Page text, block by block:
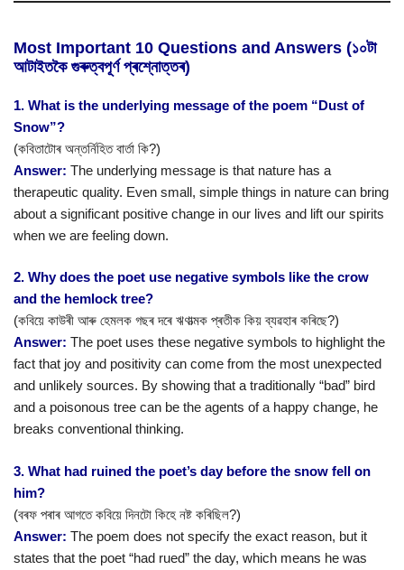
Most Important 10 Questions and Answers (১০টা
আটাইতকৈ গুৰুত্বপূৰ্ণ প্ৰশ্নোত্তৰ)
1. What is the underlying message of the poem “Dust of
Snow”?
(কবিতাটোৰ অন্তৰ্নিহিত বাৰ্তা কি?)
Answer: The underlying message is that nature has a
therapeutic quality. Even small, simple things in nature can bring
about a significant positive change in our lives and lift our spirits
when we are feeling down.
2. Why does the poet use negative symbols like the crow
and the hemlock tree?
(কবিয়ে কাউৰী আৰু হেমলক গছৰ দৰে ঋণাত্মক প্ৰতীক কিয় ব্যৱহাৰ কৰিছে?)
Answer: The poet uses these negative symbols to highlight the
fact that joy and positivity can come from the most unexpected
and unlikely sources. By showing that a traditionally “bad” bird
and a poisonous tree can be the agents of a happy change, he
breaks conventional thinking.
3. What had ruined the poet’s day before the snow fell on
him?
(বৰফ পৰাৰ আগতে কবিয়ে দিনটো কিহে নষ্ট কৰিছিল?)
Answer: The poem does not specify the exact reason, but it
states that the poet “had rued” the day, which means he was